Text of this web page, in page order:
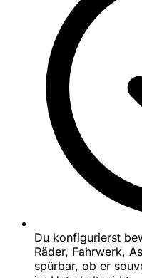
Du konfigurierst
Räder, Fahrwerk,
spürbar, ob er